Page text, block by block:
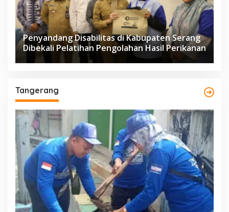
Penyandang Disabilitas di Kabupaten Serang
Dibekali Pelatihan Pengolahan Hasil Perikanan
Tangerang